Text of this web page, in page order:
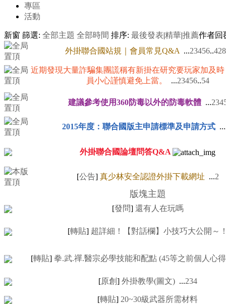
專區
活動
新窗 篩選: 全部主題 全部時間 排序: 最後發表|精華|推薦作者回
外掛聯合國站規｜會員常見Q&A ...23456..
近期發現大量詐騙集團謊稱有新掛在研究要玩家加及
員小心謹慎避免上當。
...23456..54
建議參考使用360防毒以外的防毒軟體 ...234
2015年度：聯合國版主申請標準及申請方式 ...
外掛聯合國論壇問答Q&A
[公告] 真少林安全認證外掛下載網址 ...2
版塊主題
[發問] 還有人在玩嗎
[轉貼] 超詳細！【對話欄】小技巧大公開～
[轉貼] 拳.武.禪.醫宗必學技能和配點 (45等之前個人心
[原創] 外掛教學(圖文) ...234
[轉貼] 20~30級武器所需材料